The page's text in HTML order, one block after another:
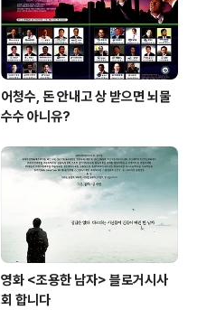
어청수, 돈 안내고 상 받으면 뇌물
수수 아니유?
영화 <조용한 남자> 블로거시사
회 합니다